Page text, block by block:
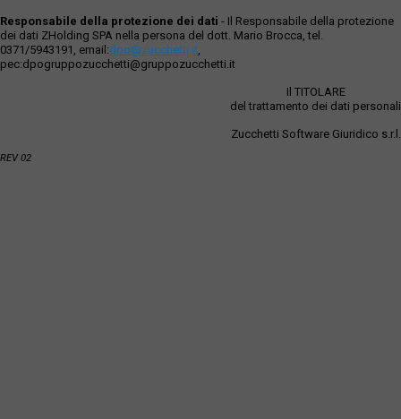
Responsabile della protezione dei dati - Il Responsabile della protezione
dei dati ZHolding SPA nella persona del dott. Mario Brocca, tel.
0371/5943191, email:dpo@zucchetti.it,
pec:dpogruppozucchetti@gruppozucchetti.it
Il TITOLARE
del trattamento dei dati personali
Zucchetti Software Giuridico s.r.l.
REV 02